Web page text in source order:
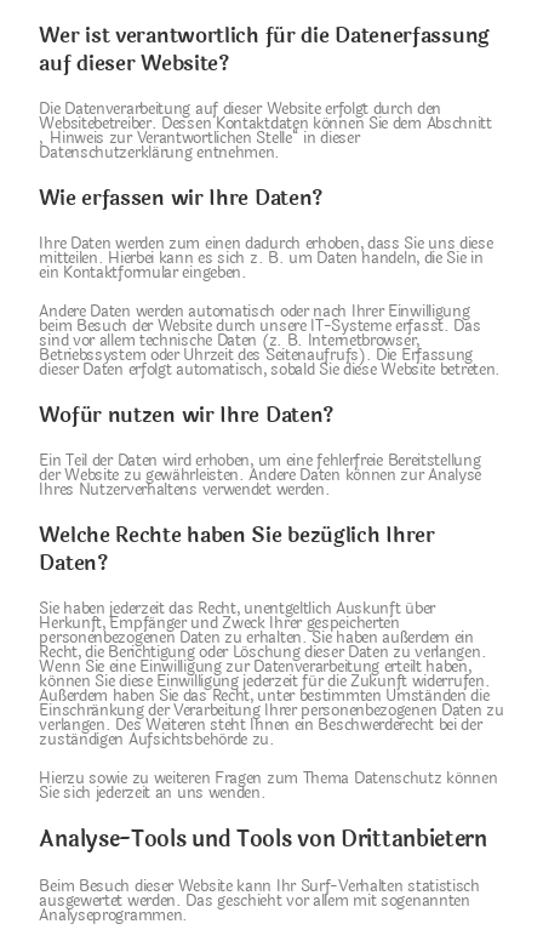
Wer ist verantwortlich für die Datenerfassung
auf dieser Website?
Die Datenverarbeitung auf dieser Website erfolgt durch den
Websitebetreiber. Dessen Kontaktdaten können Sie dem Abschnitt
„Hinweis zur Verantwortlichen Stelle“ in dieser
Datenschutzerklärung entnehmen.
Wie erfassen wir Ihre Daten?
Ihre Daten werden zum einen dadurch erhoben, dass Sie uns diese
mitteilen. Hierbei kann es sich z. B. um Daten handeln, die Sie in
ein Kontaktformular eingeben.
Andere Daten werden automatisch oder nach Ihrer Einwilligung
beim Besuch der Website durch unsere IT-Systeme erfasst. Das
sind vor allem technische Daten (z. B. Internetbrowser,
Betriebssystem oder Uhrzeit des Seitenaufrufs). Die Erfassung
dieser Daten erfolgt automatisch, sobald Sie diese Website betreten.
Wofür nutzen wir Ihre Daten?
Ein Teil der Daten wird erhoben, um eine fehlerfreie Bereitstellung
der Website zu gewährleisten. Andere Daten können zur Analyse
Ihres Nutzerverhaltens verwendet werden.
Welche Rechte haben Sie bezüglich Ihrer
Daten?
Sie haben jederzeit das Recht, unentgeltlich Auskunft über
Herkunft, Empfänger und Zweck Ihrer gespeicherten
personenbezogenen Daten zu erhalten. Sie haben außerdem ein
Recht, die Berichtigung oder Löschung dieser Daten zu verlangen.
Wenn Sie eine Einwilligung zur Datenverarbeitung erteilt haben,
können Sie diese Einwilligung jederzeit für die Zukunft widerrufen.
Außerdem haben Sie das Recht, unter bestimmten Umständen die
Einschränkung der Verarbeitung Ihrer personenbezogenen Daten zu
verlangen. Des Weiteren steht Ihnen ein Beschwerderecht bei der
zuständigen Aufsichtsbehörde zu.
Hierzu sowie zu weiteren Fragen zum Thema Datenschutz können
Sie sich jederzeit an uns wenden.
Analyse-Tools und Tools von Dritt­anbietern
Beim Besuch dieser Website kann Ihr Surf-Verhalten statistisch
ausgewertet werden. Das geschieht vor allem mit sogenannten
Analyseprogrammen.